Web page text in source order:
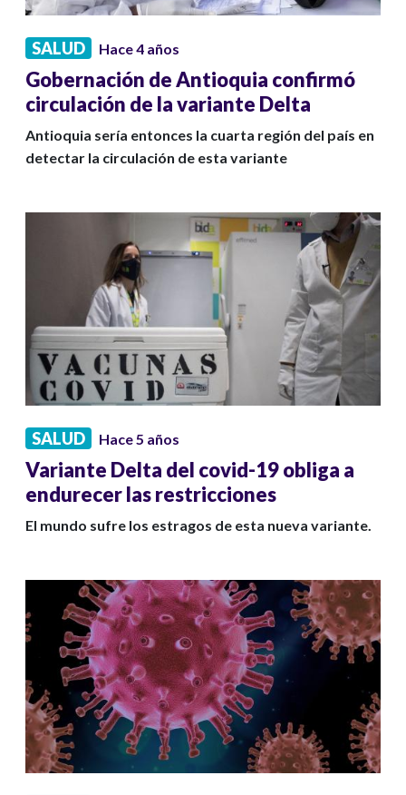
SALUD Hace 4 años
Gobernación de Antioquia confirmó
circulación de la variante Delta
Antioquia sería entonces la cuarta región del país en
detectar la circulación de esta variante
SALUD Hace 5 años
Variante Delta del covid-19 obliga a
endurecer las restricciones
El mundo sufre los estragos de esta nueva variante.